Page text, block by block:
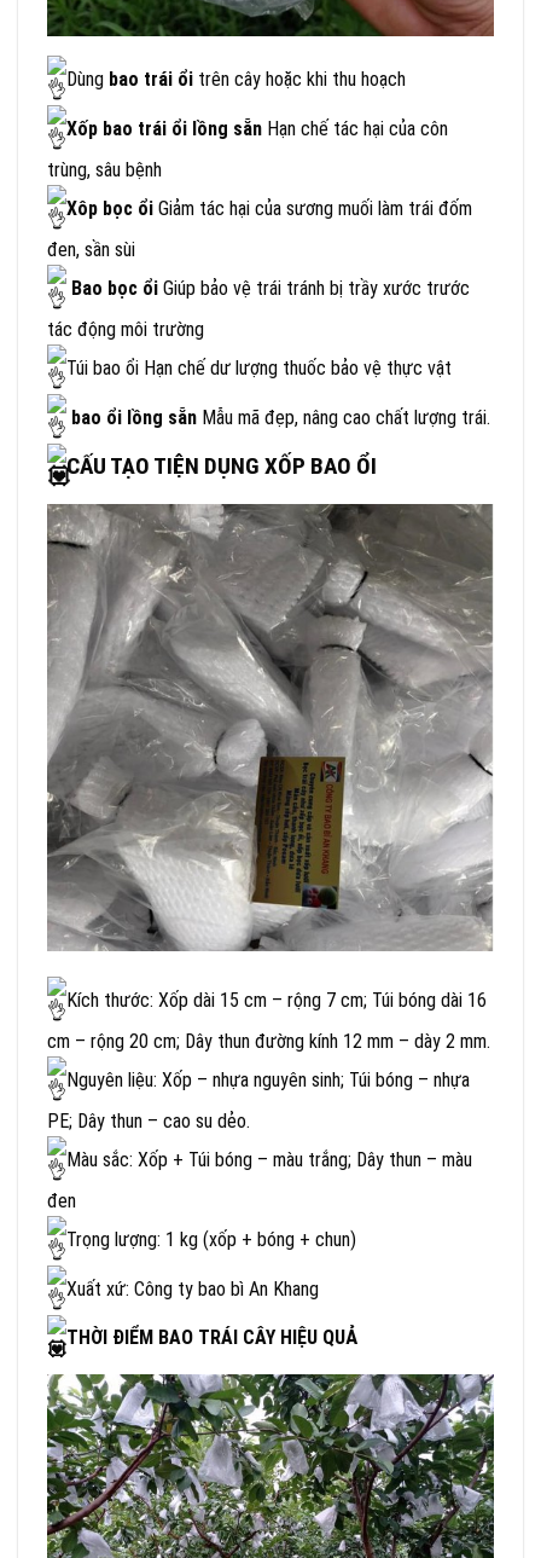
Dùng bao trái ổi trên cây hoặc khi thu hoạch
Xốp bao trái ổi lồng sẵn Hạn chế tác hại của côn
trùng, sâu bệnh
Xôp bọc ổi Giảm tác hại của sương muối làm trái đốm
đen, sần sùi
Bao bọc ổi Giúp bảo vệ trái tránh bị trầy xước trước
tác động môi trường
Túi bao ổi Hạn chế dư lượng thuốc bảo vệ thực vật
bao ổi lồng sẵn Mẫu mã đẹp, nâng cao chất lượng trái.
CẤU TẠO TIỆN DỤNG XỐP BAO ỔI
Kích thước: Xốp dài 15 cm – rộng 7 cm; Túi bóng dài 16
cm – rộng 20 cm; Dây thun đường kính 12 mm – dày 2 mm.
Nguyên liệu: Xốp – nhựa nguyên sinh; Túi bóng – nhựa
PE; Dây thun – cao su dẻo.
Màu sắc: Xốp + Túi bóng – màu trắng; Dây thun – màu
đen
Trọng lượng: 1 kg (xốp + bóng + chun)
Xuất xứ: Công ty bao bì An Khang
THỜI ĐIỂM BAO TRÁI CÂY HIỆU QUẢ